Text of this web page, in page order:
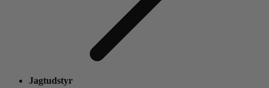
Jagtudstyr